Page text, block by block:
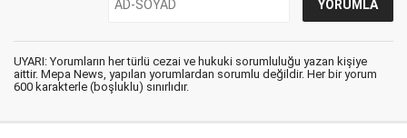
UYARI: Yorumların her türlü cezai ve hukuki sorumluluğu yazan kişiye
aittir. Mepa News, yapılan yorumlardan sorumlu değildir. Her bir yorum
600 karakterle (boşluklu) sınırlıdır.